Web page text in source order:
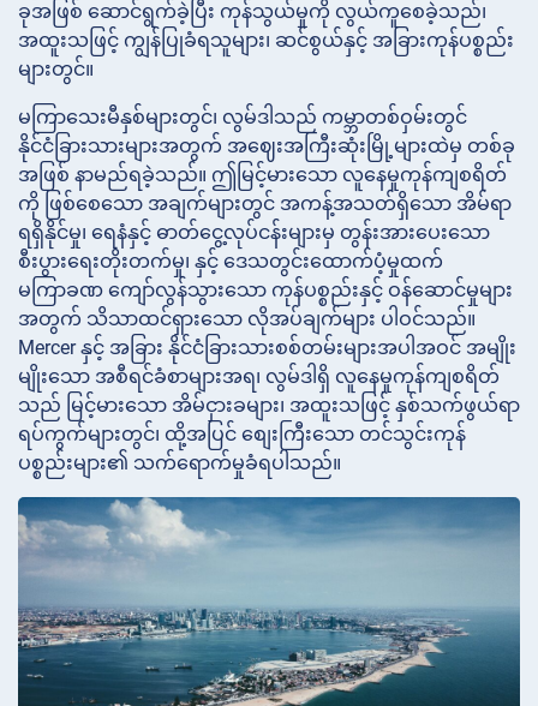
ခုအဖြစ် ဆောင်ရွက်ခဲ့ပြီး ကုန်သွယ်မှုကို လွယ်ကူစေခဲ့သည်၊
အထူးသဖြင့် ကျွန်ပြုခံရသူများ၊ ဆင်စွယ်နှင့် အခြားကုန်ပစ္စည်း
များတွင်။
မကြာသေးမီနှစ်များတွင်၊ လွမ်ဒါသည် ကမ္ဘာတစ်ဝှမ်းတွင်
နိုင်ငံခြားသားများအတွက် အဈေးအကြီးဆုံးမြို့များထဲမှ တစ်ခု
အဖြစ် နာမည်ရခဲ့သည်။ ဤမြင့်မားသော လူနေမှုကုန်ကျစရိတ်
ကို ဖြစ်စေသော အချက်များတွင် အကန့်အသတ်ရှိသော အိမ်ရာ
ရရှိနိုင်မှု၊ ရေနံနှင့် ဓာတ်ငွေ့လုပ်ငန်းများမှ တွန်းအားပေးသော
စီးပွားရေးတိုးတက်မှု၊ နှင့် ဒေသတွင်းထောက်ပံ့မှုထက်
မကြာခဏ ကျော်လွန်သွားသော ကုန်ပစ္စည်းနှင့် ဝန်ဆောင်မှုများ
အတွက် သိသာထင်ရှားသော လိုအပ်ချက်များ ပါဝင်သည်။
Mercer နှင့် အခြား နိုင်ငံခြားသားစစ်တမ်းများအပါအဝင် အမျိုး
မျိုးသော အစီရင်ခံစာများအရ၊ လွမ်ဒါရှိ လူနေမှုကုန်ကျစရိတ်
သည် မြင့်မားသော အိမ်ငှားခများ၊ အထူးသဖြင့် နှစ်သက်ဖွယ်ရာ
ရပ်ကွက်များတွင်၊ ထို့အပြင် စျေးကြီးသော တင်သွင်းကုန်
ပစ္စည်းများ၏ သက်ရောက်မှုခံရပါသည်။